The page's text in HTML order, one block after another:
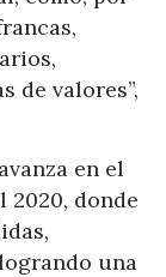
de valores”,
en el
2020, donde
una